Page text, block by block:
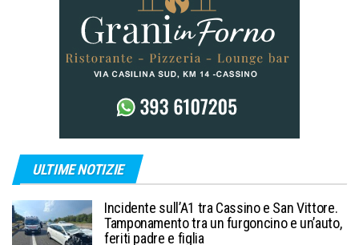
ULTIME NOTIZIE
Incidente sull’A1 tra Cassino e San Vittore.
Tamponamento tra un furgoncino e un’auto,
feriti padre e figlia